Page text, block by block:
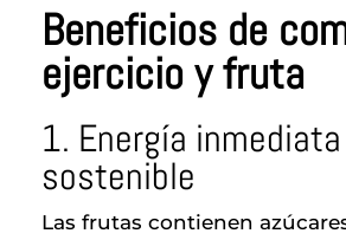
Beneficios de
ejercicio y fruta
1. Energía
sostenible
Las frutas contienen